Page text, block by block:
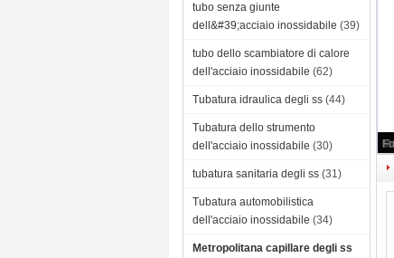
tubo senza giunte
dell&#39;acciaio inossidabile (39)
tubo dello scambiatore di calore
dell'acciaio inossidabile (62)
Tubatura idraulica degli ss (44)
Tubatura dello strumento
dell'acciaio inossidabile (30)
tubatura sanitaria degli ss (31)
Tubatura automobilistica
dell'acciaio inossidabile (34)
Metropolitana capillare degli ss